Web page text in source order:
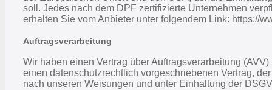
soll. Jedes nach dem DPF zertifizierte Unternehmen
erhalten Sie vom Anbieter unter folgendem Link: https://
Auftragsverarbeitung
Wir haben einen Vertrag über Auftragsverarbeitung
einen datenschutzrechtlich vorgeschriebenen Vertrag,
nach unseren Weisungen und unter Einhaltung der